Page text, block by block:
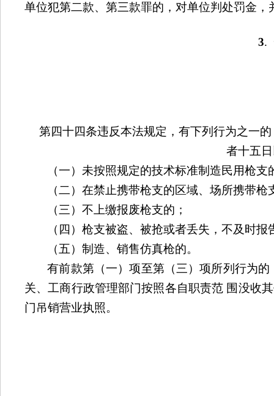
单位犯第二款、第三款罪的，对单位判处罚金
3.
第四十四条违反本法规定，有下列行为之一
者十五
（一）未按照规定的技术标准制造民用枪支
（二）在禁止携带枪支的区域、场所携带枪
（三）不上缴报废枪支的；
（四）枪支被盗、被抢或者丢失，不及时报
（五）制造、销售仿真枪的。
有前款第（一）项至第（三）项所列行为
关、工商行政管理部门按照各自职责范 围没收
门吊销营业执照。